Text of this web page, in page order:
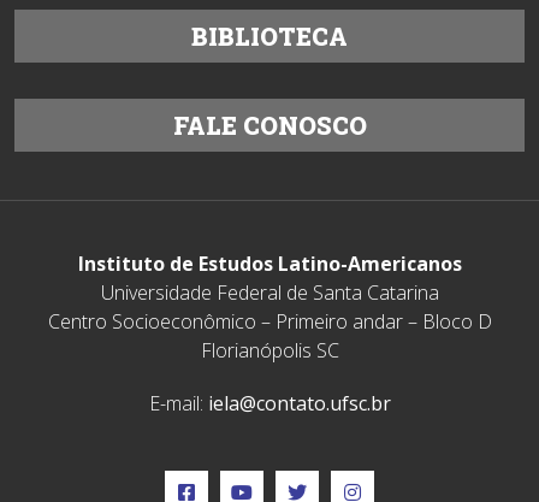
BIBLIOTECA
FALE CONOSCO
Instituto de Estudos Latino-Americanos
Universidade Federal de Santa Catarina
Centro Socioeconômico – Primeiro andar – Bloco D
Florianópolis SC
E-mail: iela@contato.ufsc.br